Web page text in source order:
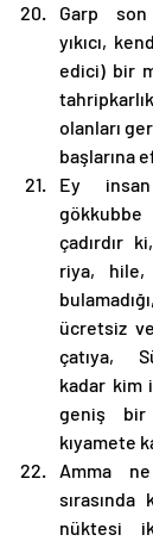
Garp son
yıkıcı,
edici) bir
olanları
başlarına
Ey
çadırdır
riya, hile,
ücretsiz ve
çatıya,
kadar kim
geniş bir
kıyamete
Amma
sırasında
nüktesi